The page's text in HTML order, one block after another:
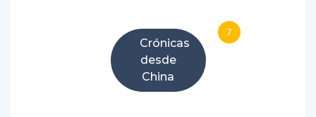
Crónicas
desde
China
7